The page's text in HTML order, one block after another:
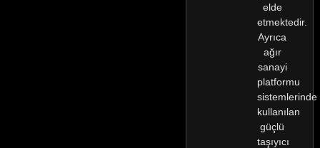
elde
etmektedir.
Ayrıca
ağır
sanayi
platformu
sistemlerinde
kullanılan
güçlü
taşıyıcı